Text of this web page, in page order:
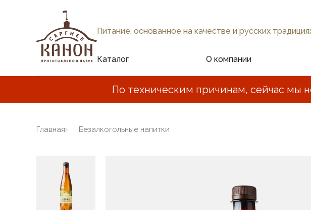
Питание, основанное на качестве и русских
Каталог О компании
По техническим причинам, сейчас мы
Главная Безалкогольные напитки